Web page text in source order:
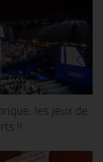
les jeux de
!!